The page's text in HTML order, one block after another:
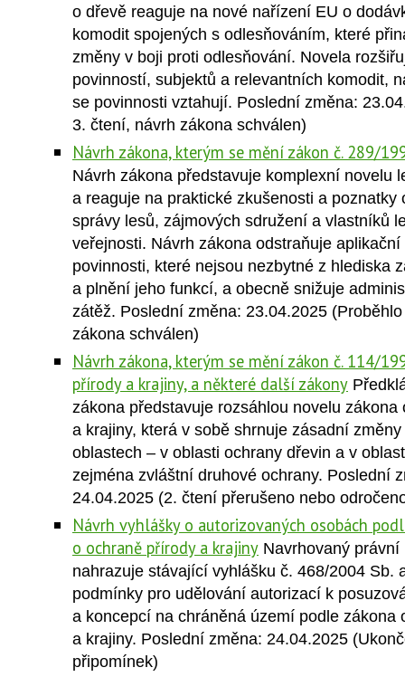
o dřevě reaguje na nové nařízení EU o
komodit spojených s odlesňováním, které
změny v boji proti odlesňování. Novela
povinností, subjektů a relevantních komodit,
se povinnosti vztahují. Poslední změna:
3. čtení, návrh zákona schválen)
Návrh zákona, kterým se mění zákon č. 289/
Návrh zákona představuje komplexní novelu
a reaguje na praktické zkušenosti a poznatky
správy lesů, zájmových sdružení a vlastníků
veřejnosti. Návrh zákona odstraňuje
povinnosti, které nejsou nezbytné z hlediska
a plnění jeho funkcí, a obecně snižuje
zátěž. Poslední změna: 23.04.2025
zákona schválen)
Návrh zákona, kterým se mění zákon č. 114/
přírody a krajiny, a některé další zákony
zákona představuje rozsáhlou novelu zákona
a krajiny, která v sobě shrnuje zásadní
oblastech – v oblasti ochrany dřevin a v
zejména zvláštní druhové ochrany. Poslední
24.04.2025 (2. čtení přerušeno nebo
Návrh vyhlášky o autorizovaných osobách
o ochraně přírody a krajiny Navrhovaný právní
nahrazuje stávající vyhlášku č. 468/2004 Sb.
podmínky pro udělování autorizací k
a koncepcí na chráněná území podle zákona
a krajiny. Poslední změna: 24.04.2025
připomínek)